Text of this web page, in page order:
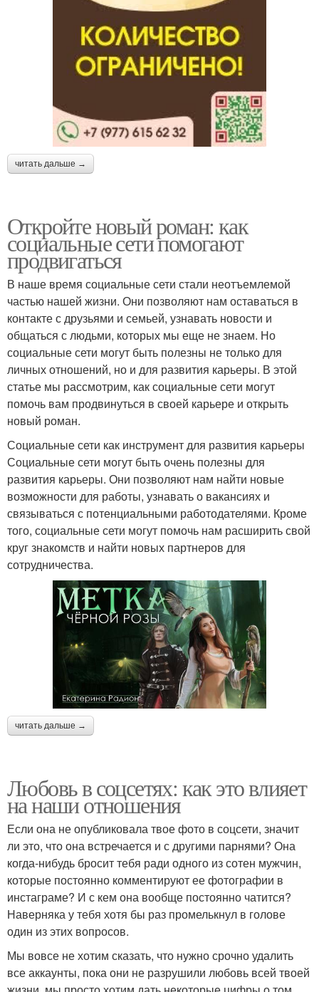
читать дальше →
Откройте новый роман: как
социальные сети помогают
продвигаться
В наше время социальные сети стали неотъемлемой
частью нашей жизни. Они позволяют нам оставаться в
контакте с друзьями и семьей, узнавать новости и
общаться с людьми, которых мы еще не знаем. Но
социальные сети могут быть полезны не только для
личных отношений, но и для развития карьеры. В этой
статье мы рассмотрим, как социальные сети могут
помочь вам продвинуться в своей карьере и открыть
новый роман.
Социальные сети как инструмент для развития карьеры
Социальные сети могут быть очень полезны для
развития карьеры. Они позволяют нам найти новые
возможности для работы, узнавать о вакансиях и
связываться с потенциальными работодателями. Кроме
того, социальные сети могут помочь нам расширить свой
круг знакомств и найти новых партнеров для
сотрудничества.
читать дальше →
Любовь в соцсетях: как это влияет
на наши отношения
Если она не опубликовала твое фото в соцсети, значит
ли это, что она встречается и с другими парнями? Она
когда-нибудь бросит тебя ради одного из сотен мужчин,
которые постоянно комментируют ее фотографии в
инстаграме? И с кем она вообще постоянно чатится?
Наверняка у тебя хотя бы раз промелькнул в голове
один из этих вопросов.
Мы вовсе не хотим сказать, что нужно срочно удалить
все аккаунты, пока они не разрушили любовь всей твоей